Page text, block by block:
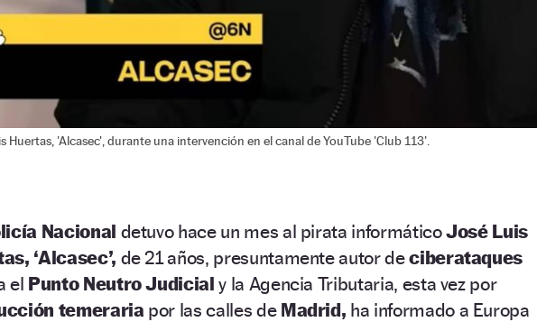
Huertas, 'Alcasec', durante una intervención en el canal de YouTube 'Club 113'.
Nacional detuvo hace un mes al pirata informáticoJosé Luis
‘Alcasec’, de 21 años, presuntamente autor deciberataques
el Punto Neutro Judicial y la Agencia Tributaria, esta vez por
temeraria por las calles de Madrid, ha informado a Europa